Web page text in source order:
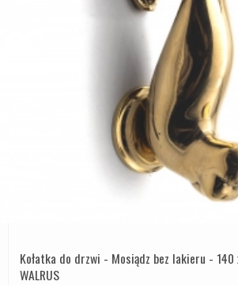
Kołatka do drzwi - Mosiądz bez lakieru -
WALRUS